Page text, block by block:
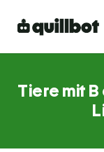
Tiere mit B